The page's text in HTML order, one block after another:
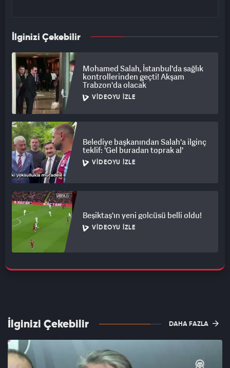
İlginizi Çekebilir
Mohamed Salah, İstanbul'da sağlık
kontrollerinden geçti! Akşam
Trabzon'da olacak
VIDEOYU İZLE
Belediye başkanından Salah'a ilginç
teklif: 'Gel buradan toprak al'
VIDEOYU İZLE
Beşiktaş'ın yeni golcüsü belli oldu!
VIDEOYU İZLE
İlginizi Çekebilir DAHA FAZLA